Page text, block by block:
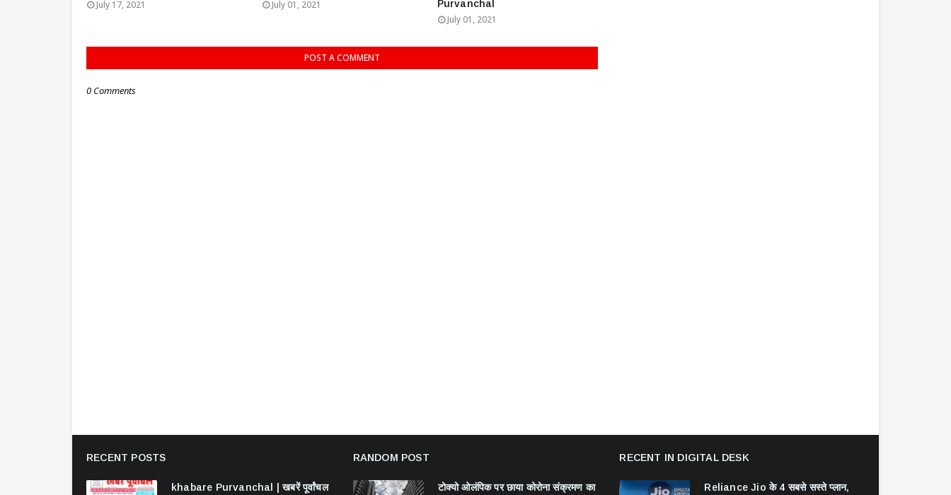
July 17, 2021 July 01, 2021
Purvanchal
July 01, 2021
POST A COMMENT
0 Comments
RECENT POSTS
khabare Purvanchal | खबरें पूर्वांचल
RANDOM POST
टोक्यो ओलंपिक पर छाया कोरोना संक्रमण का
RECENT IN DIGITAL DESK
Reliance Jio के 4 सबसे सस्ते प्लान,